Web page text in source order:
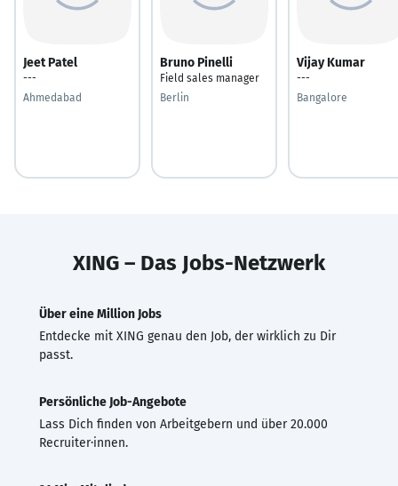
Jeet Patel
---
Ahmedabad
Bruno Pinelli
Field sales manager
Berlin
Vijay Kumar
---
Bangalore
XING – Das Jobs-Netzwerk
Über eine Million Jobs
Entdecke mit XING genau den Job, der wirklich zu Dir
passt.
Persönliche Job-Angebote
Lass Dich finden von Arbeitgebern und über 20.000
Recruiter·innen.